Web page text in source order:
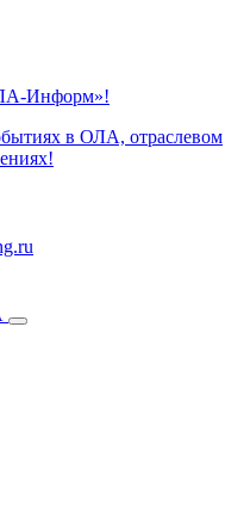
Информ»!
в ОЛА, отраслевом